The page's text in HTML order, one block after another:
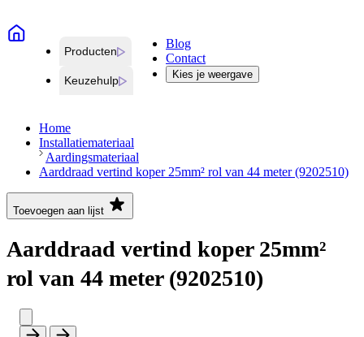
Producten
Keuzehulp
Blog
Contact
Kies je weergave
Home
Installatiemateriaal
Aardingsmateriaal
Aarddraad vertind koper 25mm² rol van 44 meter (9202510)
Toevoegen aan lijst
Aarddraad vertind koper 25mm²
rol van 44 meter (9202510)